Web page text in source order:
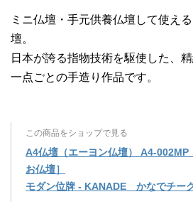
ミニ仏壇・手元供養仏壇して使え
壇。
日本が誇る指物技術を駆使した、
一点ごとの手造り作品です。
この商品をショップで見る
A4仏壇（エーヨン仏壇） A4-
お仏壇］
モダン位牌 - KANADE かなでチー